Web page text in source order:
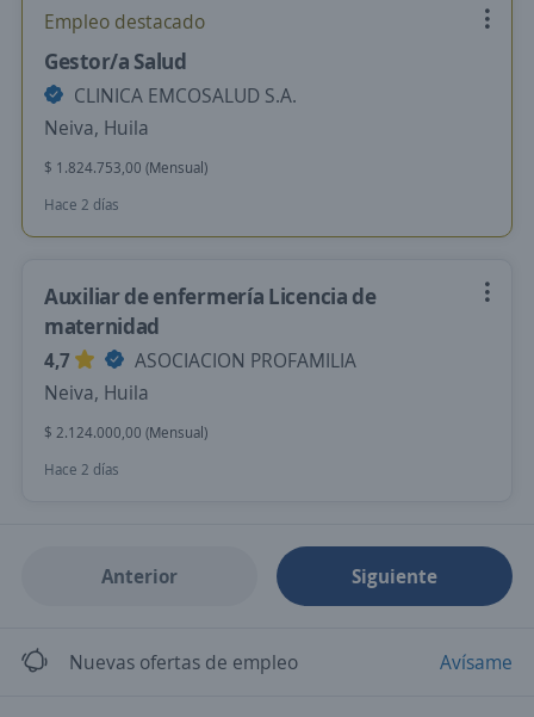
Empleo destacado
Gestor/a Salud
CLINICA EMCOSALUD S.A.
Neiva, Huila
$ 1.824.753,00 (Mensual)
Hace 2 días
Auxiliar de enfermería Licencia de
maternidad
4,7
ASOCIACION PROFAMILIA
Neiva, Huila
$ 2.124.000,00 (Mensual)
Hace 2 días
Anterior Siguiente
Nuevas ofertas de empleo Avísame